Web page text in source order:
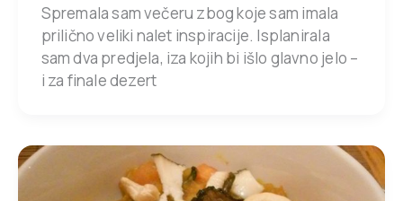
Spremala sam večeru zbog koje sam imala
prilično veliki nalet inspiracije. Isplanirala
sam dva predjela, iza kojih bi išlo glavno jelo –
i za finale dezert